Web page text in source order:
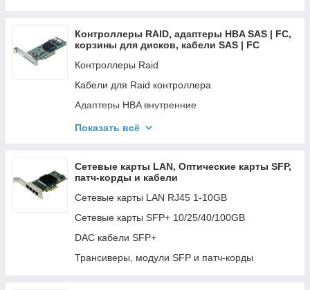
Fujitsu Power Supply
Контроллеры RAID, адаптеры HBA SAS | FC,
корзины для дисков, кабели SAS | FC
Контроллеры Raid
Кабели для Raid контроллера
Адаптеры HBA внутренние
Адаптеры HBA внешние и кабели
Показать всё
Сетевые карты LAN, Оптические карты SFP,
патч-корды и кабели
Сетевые карты LAN RJ45 1-10GB
Сетевые карты SFP+ 10/25/40/100GB
DAC кабели SFP+
Трансиверы, модули SFP и патч-корды